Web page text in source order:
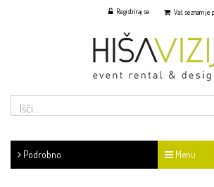
Vaš seznam je
Registriraj se
Podrobno Menu